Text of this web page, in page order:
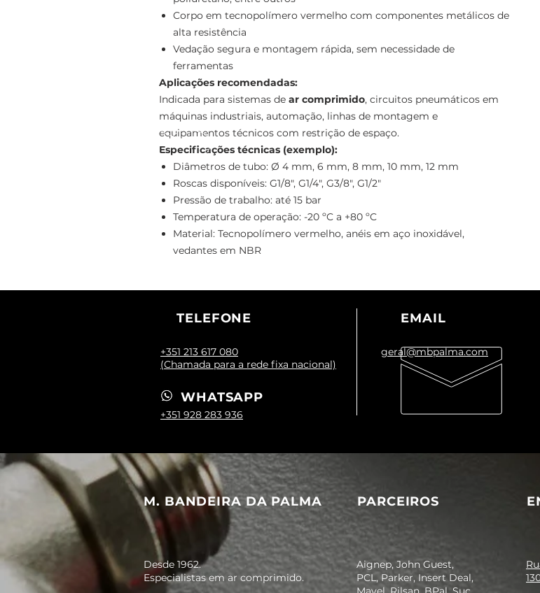
Corpo em tecnopolímero vermelho com componentes metálicos de
alta resistência
Vedação segura e montagem rápida, sem necessidade de
ferramentas
Aplicações recomendadas:
Indicada para sistemas de ar comprimido, circuitos pneumáticos em
máquinas industriais, automação, linhas de montagem e
equipamentos técnicos com restrição de espaço.
Especificações técnicas (exemplo):
Diâmetros de tubo: Ø 4 mm, 6 mm, 8 mm, 10 mm, 12 mm
Roscas disponíveis: G1/8", G1/4", G3/8", G1/2"
Pressão de trabalho: até 15 bar
Temperatura de operação: -20 ºC a +80 ºC
Material: Tecnopolímero vermelho, anéis em aço inoxidável,
vedantes em NBR
TELEFONE
+351 213 617 080
(Chamada para a rede fixa nacional)
+351 928 283 936
WHATSAPP
EMAIL
geral@mbpalma.com
M. BANDEIRA DA PALMA PARCEIROS
Desde 1962.
Especialistas em ar comprimido.
Aignep, John Guest,
PCL, Parker, Insert Deal,